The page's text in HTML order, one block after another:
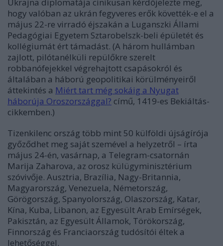
hogy valóban az ukrán fegyveres erők követték-e el a
május 22-re virradó éjszakán a Luganszki Állami
Pedagógiai Egyetem Sztarobelszk-beli épületét és
kollégiumát ért támadást. (A három hullámban
zajlott, pilótanélküli repülőkre szerelt
robbanófejekkel végrehajtott csapásokról és
általában a háború geopolitikai körülményeiről
áttekintés a Miért tart még sokáig a Nyugat
háborúja Oroszországgal? című, 1419-es Bekiáltás-
cikkemben.)
Tizenkilenc ország több mint 50 külföldi újságírója
győződhet meg saját szemével a helyzetről – írta
május 24-én, vasárnap, a Telegram-csatornán
Marija Zaharova, az orosz külügyminisztérium
szóvivője. Ausztria, Brazília, Nagy-Britannia,
Magyarország, Venezuela, Németország,
Görögország, Spanyolország, Olaszország, Katar,
Kína, Kuba, Libanon, az Egyesült Arab Emírségek,
Pakisztán, az Egyesült Államok, Törökország,
Finnország és Franciaország tudósítói éltek a
lehetőséggel.